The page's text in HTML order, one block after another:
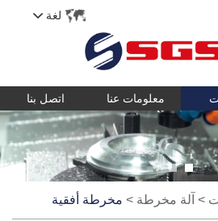
لغة
معلومات عنا اتصل بنا
> آلة مخرطة > مخرطة أفقية